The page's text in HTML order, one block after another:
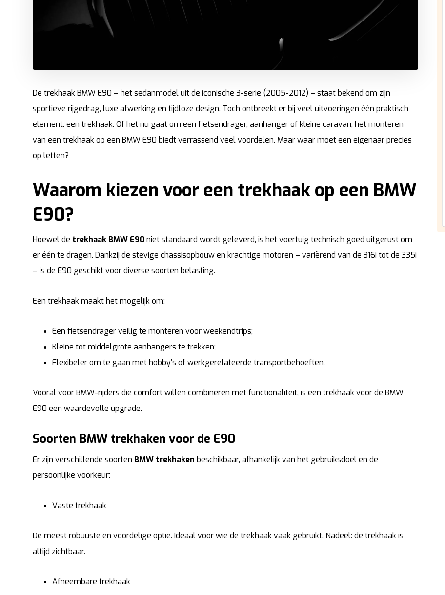
De trekhaak BMW E90 – het sedanmodel uit de iconische 3-serie (2005-2012) – staat bekend om zijn
sportieve rijgedrag, luxe afwerking en tijdloze design. Toch ontbreekt er bij veel uitvoeringen één praktisch
element: een trekhaak. Of het nu gaat om een fietsendrager, aanhanger of kleine caravan, het monteren
van een trekhaak op een BMW E90 biedt verrassend veel voordelen. Maar waar moet een eigenaar precies
op letten?
Waarom kiezen voor een trekhaak op een BMW
E90?
Hoewel de trekhaak BMW E90niet standaard wordt geleverd, is het voertuig technisch goed uitgerust om
er één te dragen. Dankzij de stevige chassisopbouw en krachtige motoren – variërend van de 316i tot de 335i
– is de E90 geschikt voor diverse soorten belasting.
Een trekhaak maakt het mogelijk om:
Een fietsendrager veilig te monteren voor weekendtrips;
Kleine tot middelgrote aanhangers te trekken;
Flexibeler om te gaan met hobby’s of werkgerelateerde transportbehoeften.
Vooral voor BMW-rijders die comfort willen combineren met functionaliteit, is een trekhaak voor de BMW
E90 een waardevolle upgrade.
Soorten BMW trekhaken voor de E90
Er zijn verschillende soorten BMW trekhaken beschikbaar, afhankelijk van het gebruiksdoel en de
persoonlijke voorkeur:
Vaste trekhaak
De meest robuuste en voordelige optie. Ideaal voor wie de trekhaak vaak gebruikt. Nadeel: de trekhaak is
altijd zichtbaar.
Afneembare trekhaak